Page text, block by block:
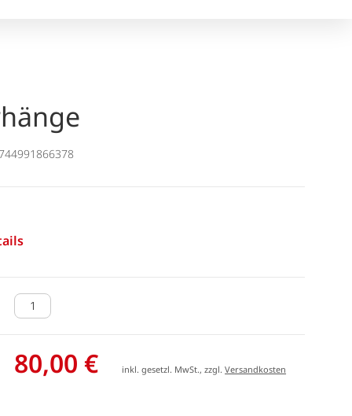
80,00 € inkl. gesetzl. MwSt., zzgl.Versandkosten